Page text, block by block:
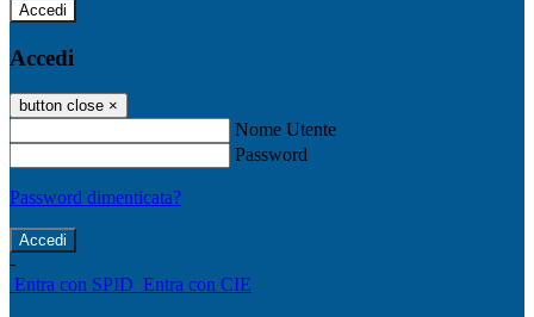
Accedi
Accedi
button close ×
Nome Utente
Password
Password dimenticata?
-
Entra con SPID Entra con CIE